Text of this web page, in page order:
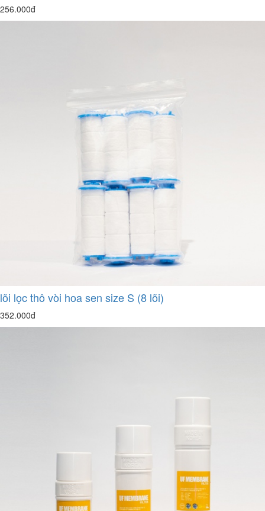
256.000đ
lõi lọc thô vòi hoa sen size S (8 lõi)
352.000đ